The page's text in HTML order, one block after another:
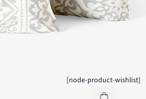
[node-product-wishlist]